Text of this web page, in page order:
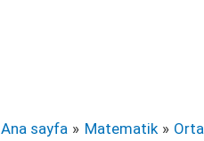
Ana sayfa Matematik